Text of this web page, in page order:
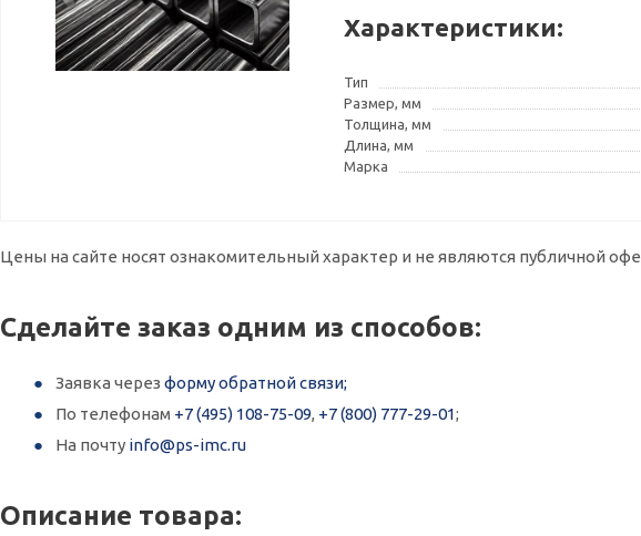
Характеристики:
Тип
Размер, мм
Толщина, мм
Длина, мм
Марка
Цены на сайте носят ознакомительный характер и не являются публичной
Сделайте заказ одним из способов:
Заявка через форму обратной связи;
По телефонам +7 (495) 108-75-09, +7 (800) 777-29-01;
На почту info@ps-imc.ru
Описание товара: